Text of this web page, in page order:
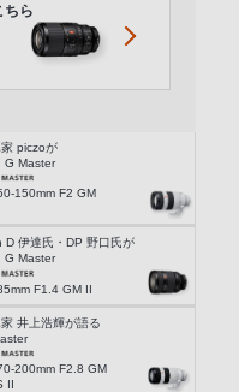
ちら
piczoが
G Master
150mm F2 GM
D 伊達氏・DP 野口氏が
G Master
F1.4 GM II
井上浩輝が語る
200mm F2.8 GM
II